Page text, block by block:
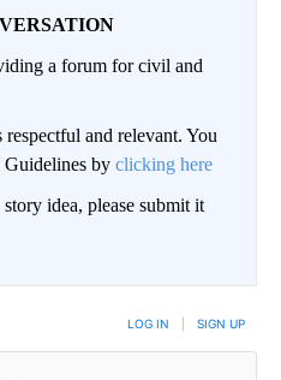
a forum for civil and
and relevant. You
by clicking here
idea, please submit it
LOG IN SIGN UP